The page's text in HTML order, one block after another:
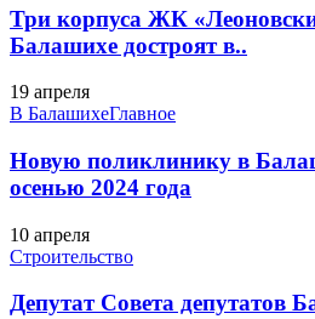
Три корпуса ЖК
Балашихе достроят в..
19 апреля
В БалашихеГлавное
Новую поликлинику в
осенью 2024 года
10 апреля
Строительство
Депутат Совета депутатов